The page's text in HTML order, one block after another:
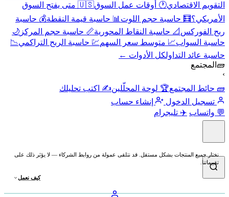
التقويم الاقتصادي🕐 أوقات عمل السوق
🇺🇸 متى يفتح السوق
الأمريكي؟🧮 حاسبة حجم اللوت📊 حاسبة قيمة النقطة💰 حاسبة
ربح الفوركس 📐 حاسبة النقاط المحورية📏 حاسبة حجم المركز 🌙
حاسبة السواب📈 متوسط سعر السهم💹 حاسبة الربح التراكمي 📉
حاسبة عائد التداولكل الأدوات ←
🧱المجتمع
🧱 حائط المجتمع🏆 لوحة المحلّلين✍️ اكتب تحليلك
تسجيل الدخول
إنشاء حساب
💬 واتساب ✈️ تليجرام
نختار جميع المنتجات بشكل مستقل. قد نتلقى عمولة من روابط الشركاء — لا يؤثر ذلك على
تقييماتنا.
كيف نعمل